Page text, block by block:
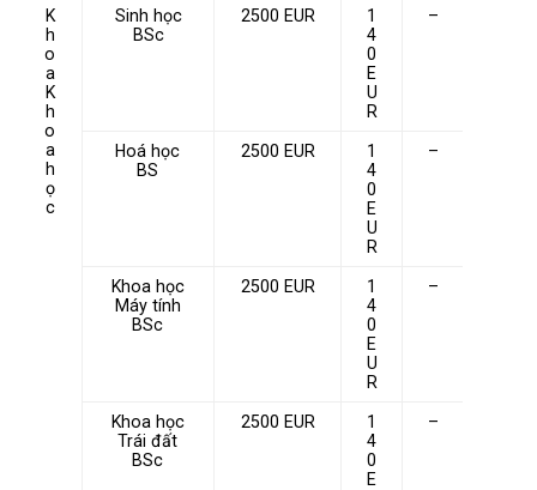
K
h
o
a
K
h
o
a
h
ọ
c
Sinh học
BSc
2500 EUR
1
4
0
E
U
R
–
Hoá học
BS
2500 EUR
1
4
0
E
U
R
–
Khoa học
Máy tính
BSc
2500 EUR
1
4
0
E
U
R
–
Khoa học
Trái đất
BSc
2500 EUR
1
4
0
E
–